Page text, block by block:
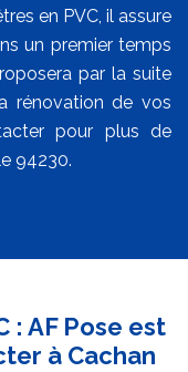
en PVC, il assure
un premier temps
par la suite
rénovation de vos
pour plus de
94230.
: AF Pose est
à Cachan